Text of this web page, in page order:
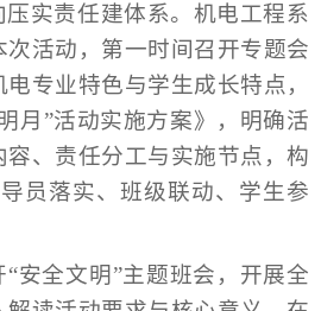
实责任建体系。机电工程系
活动，第一时间召开专题会
专业特色与学生成长特点，
月”活动实施方案》，明确活
、责任分工与实施节点，构
员落实、班级联动、学生参
安全文明”主题班会，开展全